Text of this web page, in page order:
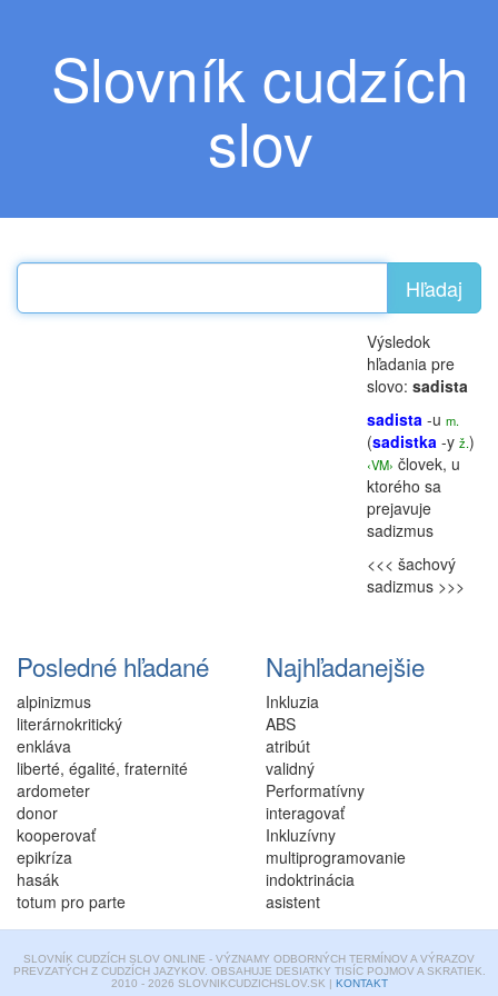
Slovník cudzích
slov
Hľadaj
Výsledok
hľadania pre
slovo: sadista
sadista -u m.
(sadistka -y ž.)
‹VM› človek, u
ktorého sa
prejavuje
sadizmus
<<< šachový
sadizmus >>>
Posledné hľadané
alpinizmus
literárnokritický
enkláva
liberté, égalité, fraternité
ardometer
donor
kooperovať
epikríza
hasák
totum pro parte
Najhľadanejšie
Inkluzia
ABS
atribút
validný
Performatívny
interagovať
Inkluzívny
multiprogramovanie
indoktrinácia
asistent
SLOVNÍK CUDZÍCH SLOV ONLINE - VÝZNAMY ODBORNÝCH TERMÍNOV A VÝRAZOV
PREVZATÝCH Z CUDZÍCH JAZYKOV. OBSAHUJE DESIATKY TISÍC POJMOV A SKRATIEK.
2010 - 2026 SLOVNIKCUDZICHSLOV.SK | KONTAKT